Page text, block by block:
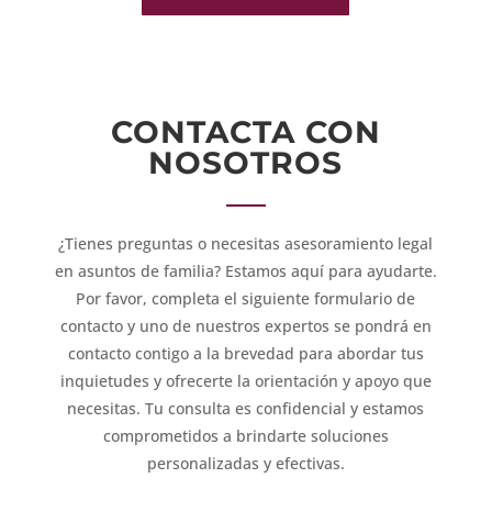
CONTACTA CON
NOSOTROS
¿Tienes preguntas o necesitas asesoramiento legal
en asuntos de familia? Estamos aquí para ayudarte.
Por favor, completa el siguiente formulario de
contacto y uno de nuestros expertos se pondrá en
contacto contigo a la brevedad para abordar tus
inquietudes y ofrecerte la orientación y apoyo que
necesitas. Tu consulta es confidencial y estamos
comprometidos a brindarte soluciones
personalizadas y efectivas.